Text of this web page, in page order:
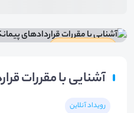
آشنایی با مقررات
رویداد آنلاین